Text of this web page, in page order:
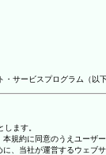
サービスプログラム（
ます。
規約に同意のうえユーザ
、当社が運営するウェブサ